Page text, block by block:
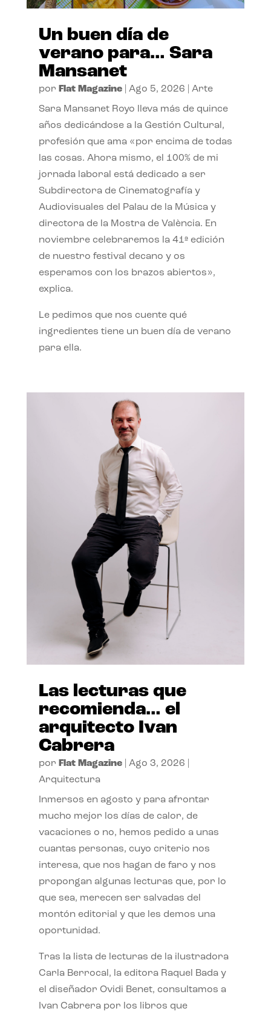
Un buen día de
verano para… Sara
Mansanet
por Flat Magazine| Ago 5, 2026 Arte
Sara Mansanet Royo lleva más de quince
años dedicándose a la Gestión Cultural,
profesión que ama «por encima de todas
las cosas. Ahora mismo, el 100% de mi
jornada laboral está dedicado a ser
Subdirectora de Cinematografía y
Audiovisuales del Palau de la Música y
directora de la Mostra de València. En
noviembre celebraremos la 41ª edición
de nuestro festival decano y os
esperamos con los brazos abiertos»,
explica.
Le pedimos que nos cuente qué
ingredientes tiene un buen día de verano
para ella.
Las lecturas que
recomienda… el
arquitecto Ivan
Cabrera
por Flat Magazine| Ago 3, 2026
Arquitectura
Inmersos en agosto y para afrontar
mucho mejor los días de calor, de
vacaciones o no, hemos pedido a unas
cuantas personas, cuyo criterio nos
interesa, que nos hagan de faro y nos
propongan algunas lecturas que, por lo
que sea, merecen ser salvadas del
montón editorial y que les demos una
oportunidad.
Tras la lista de lecturas de la ilustradora
Carla Berrocal, la editora Raquel Bada y
el diseñador Ovidi Benet, consultamos a
Ivan Cabrera por los libros que